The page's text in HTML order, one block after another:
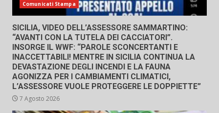
Comunicati Stampa
SICILIA, VIDEO DELL’ASSESSORE SAMMARTINO:
“AVANTI CON LA TUTELA DEI CACCIATORI”.
INSORGE IL WWF: “PAROLE SCONCERTANTI E
INACCETTABILI! MENTRE IN SICILIA CONTINUA LA
DEVASTAZIONE DEGLI INCENDI E LA FAUNA
AGONIZZA PER I CAMBIAMENTI CLIMATICI,
L’ASSESSORE VUOLE PROTEGGERE LE DOPPIETTE”
7 Agosto 2026